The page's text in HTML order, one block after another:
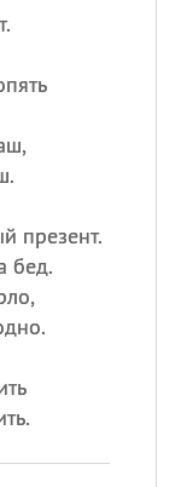
презент.
бед.
день
битвы при
именины
, Афанасий,
и